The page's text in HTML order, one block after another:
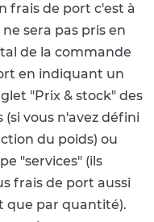
frais de port c'est à
sera pas pris en
de la commande
en indiquant un
"Prix & stock" des
vous n'avez défini
du poids) ou
"services" (ils
frais de port aussi
que par quantité).